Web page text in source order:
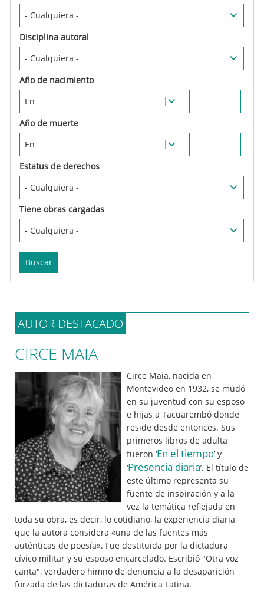
Disciplina autoral
Estatus de derechos
Tiene obras cargadas
AUTOR DESTACADO
CIRCE MAIA
Circe Maia, nacida en
Montevideo en 1932, se mudó
en su juventud con su esposo
e hijas a Tacuarembó donde
reside desde entonces. Sus
primeros libros de adulta
fueron ‘En el tiempo’ y
‘Presencia diaria’. El título de
este último representa su
fuente de inspiración y a la
vez la temática reflejada en
toda su obra, es decir, lo cotidiano, la experiencia diaria
que la autora considera «una de las fuentes más
auténticas de poesía». Fue destituida por la dictadura
cívico militar y su esposo encarcelado. Escribió "Otra voz
canta", verdadero himno de denuncia a la desaparición
forzada de las dictaduras de América Latina.